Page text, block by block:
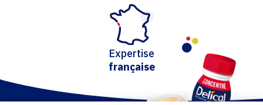
Expertise
française